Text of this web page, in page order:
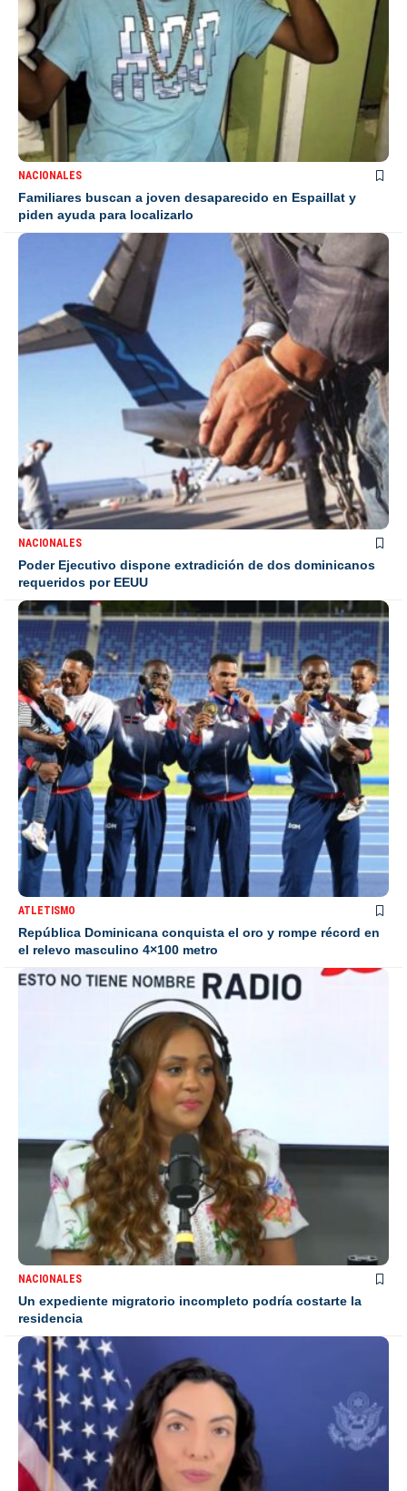
NACIONALES
Familiares buscan a joven desaparecido en Espaillat y
piden ayuda para localizarlo
NACIONALES
Poder Ejecutivo dispone extradición de dos dominicanos
requeridos por EEUU
ATLETISMO
República Dominicana conquista el oro y rompe récord en
el relevo masculino 4×100 metro
NACIONALES
Un expediente migratorio incompleto podría costarte la
residencia